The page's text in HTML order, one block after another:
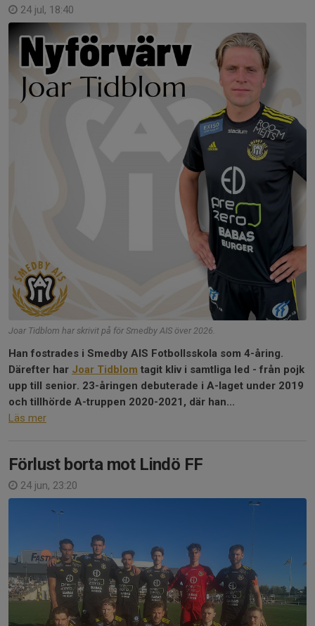
24 jul, 18:40
Joar Tidblom har skrivit på för Smedby AIS över 2026.
Han fostrades i Smedby AIS Fotbollsskola som 4-åring.
Därefter har Joar Tidblom tagit kliv i samtliga led - från pojk
upp till senior. 23-åringen debuterade i A-laget under 2019
och tillhörde A-truppen 2020-2021, där han...
Läs mer
Förlust borta mot Lindö FF
24 jun, 23:20